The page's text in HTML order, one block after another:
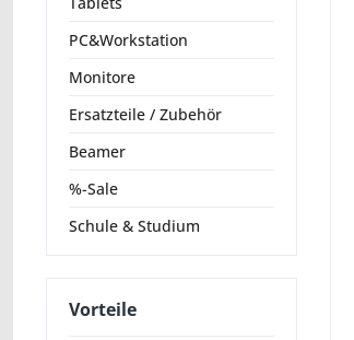
PC&Workstation
Monitore
Ersatzteile / Zubehör
Beamer
%-Sale
Schule & Studium
Vorteile